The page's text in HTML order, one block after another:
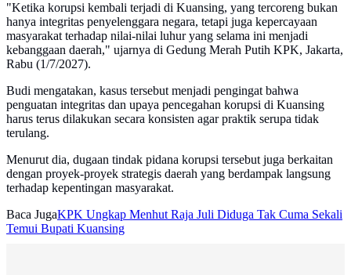
"Ketika korupsi kembali terjadi di Kuansing, yang tercoreng bukan
hanya integritas penyelenggara negara, tetapi juga kepercayaan
masyarakat terhadap nilai-nilai luhur yang selama ini menjadi
kebanggaan daerah," ujarnya di Gedung Merah Putih KPK, Jakarta,
Rabu (1/7/2027).
Budi mengatakan, kasus tersebut menjadi pengingat bahwa
penguatan integritas dan upaya pencegahan korupsi di Kuansing
harus terus dilakukan secara konsisten agar praktik serupa tidak
terulang.
Menurut dia, dugaan tindak pidana korupsi tersebut juga berkaitan
dengan proyek-proyek strategis daerah yang berdampak langsung
terhadap kepentingan masyarakat.
Baca JugaKPK Ungkap Menhut Raja Juli Diduga Tak Cuma Sekali
Temui Bupati Kuansing